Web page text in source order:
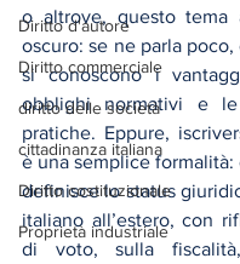
Diritto d'autore
Diritto commerciale
diritto delle società
cittadinanza italiana
Diritto costituzionale
Proprietà industriale
o altrove, questo tema
oscuro: se ne parla
si conoscono i
obblighi normativi e le
pratiche. Eppure,
è una semplice formalità:
definisce lo status
italiano all’estero, con
di voto, sulla